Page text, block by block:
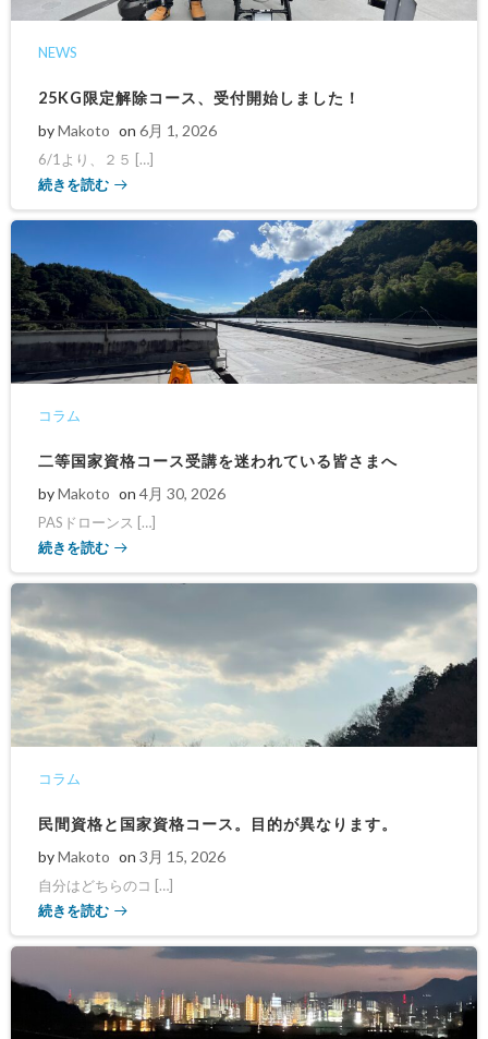
NEWS
25KG限定解除コース、受付開始しました！
byMakoto on 6月 1, 2026
6/1より、２５ […]
続きを読む
コラム
二等国家資格コース受講を迷われている皆さまへ
byMakoto on 4月 30, 2026
PASドローンス […]
続きを読む
コラム
民間資格と国家資格コース。目的が異なります。
byMakoto on 3月 15, 2026
自分はどちらのコ […]
続きを読む